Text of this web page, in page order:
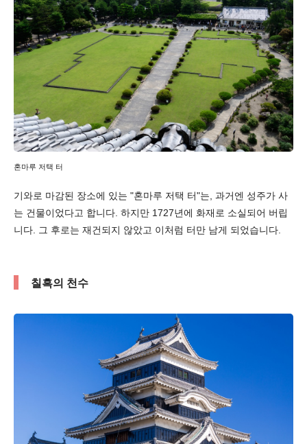
혼마루 저택 터
기와로 마감된 장소에 있는 "혼마루 저택 터"는, 과거엔 성주가 사
는 건물이었다고 합니다. 하지만 1727년에 화재로 소실되어 버립
니다. 그 후로는 재건되지 않았고 이처럼 터만 남게 되었습니다.
칠흑의 천수